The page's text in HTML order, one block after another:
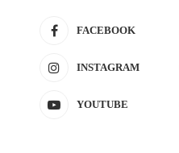
FACEBOOK
INSTAGRAM
YOUTUBE